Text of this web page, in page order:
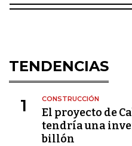
TENDENCIAS
1 CONSTRUCCIÓN
El proyecto de
tendría una
billón